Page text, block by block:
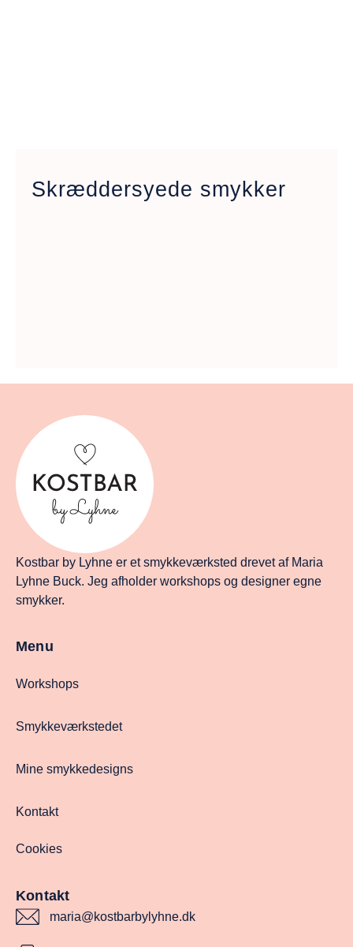
Skræddersyede smykker
Kostbar by Lyhne er et smykkeværksted drevet af Maria
Lyhne Buck. Jeg afholder workshops og designer egne
smykker.
Menu
Workshops
Smykkeværkstedet
Mine smykkedesigns
Kontakt
Cookies
Kontakt
maria@kostbarbylyhne.dk